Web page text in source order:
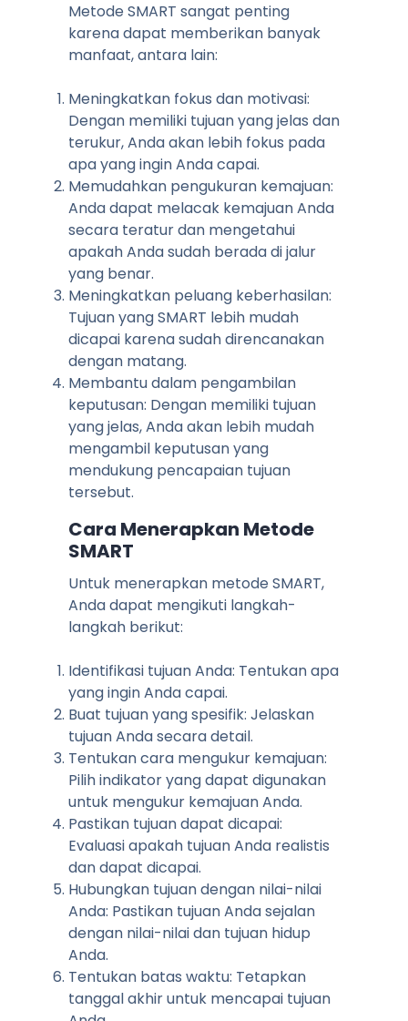
Metode SMART sangat penting
karena dapat memberikan banyak
manfaat, antara lain:
Meningkatkan fokus dan motivasi:
Dengan memiliki tujuan yang jelas dan
terukur, Anda akan lebih fokus pada
apa yang ingin Anda capai.
Memudahkan pengukuran kemajuan:
Anda dapat melacak kemajuan Anda
secara teratur dan mengetahui
apakah Anda sudah berada di jalur
yang benar.
Meningkatkan peluang keberhasilan:
Tujuan yang SMART lebih mudah
dicapai karena sudah direncanakan
dengan matang.
Membantu dalam pengambilan
keputusan: Dengan memiliki tujuan
yang jelas, Anda akan lebih mudah
mengambil keputusan yang
mendukung pencapaian tujuan
tersebut.
Cara Menerapkan Metode
SMART
Untuk menerapkan metode SMART,
Anda dapat mengikuti langkah-
langkah berikut:
Identifikasi tujuan Anda: Tentukan apa
yang ingin Anda capai.
Buat tujuan yang spesifik: Jelaskan
tujuan Anda secara detail.
Tentukan cara mengukur kemajuan:
Pilih indikator yang dapat digunakan
untuk mengukur kemajuan Anda.
Pastikan tujuan dapat dicapai:
Evaluasi apakah tujuan Anda realistis
dan dapat dicapai.
Hubungkan tujuan dengan nilai-nilai
Anda: Pastikan tujuan Anda sejalan
dengan nilai-nilai dan tujuan hidup
Anda.
Tentukan batas waktu: Tetapkan
tanggal akhir untuk mencapai tujuan